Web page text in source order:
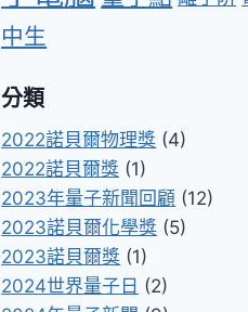
中生
分類
2022諾貝爾物理獎 (4)
2022諾貝爾獎 (1)
2023年量子新聞回顧 (12)
2023諾貝爾化學獎 (5)
2023諾貝爾獎 (1)
2024世界量子日 (2)